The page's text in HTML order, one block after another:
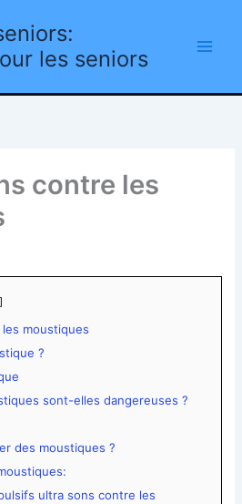
les seniors
contre les
moustiques
?
sont-elles dangereuses ?
des moustiques ?
ultra sons contre les